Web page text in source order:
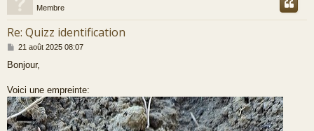
Membre
Re: Quizz identification
M
s
a
g
e
21 août 2025 08:07
Bonjour,
Voici une empreinte: